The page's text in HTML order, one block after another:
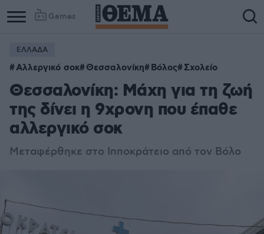
Games
ΕΛΛΑΔΑ
Αλλεργικό σοκ Θεσσαλονίκη Βόλος Σχολείο
Θεσσαλονίκη: Μάχη για τη ζωή
της δίνει η 9χρονη που έπαθε
αλλεργικό σοκ
Μεταφέρθηκε στο Ιπποκράτειο από τον Βόλο